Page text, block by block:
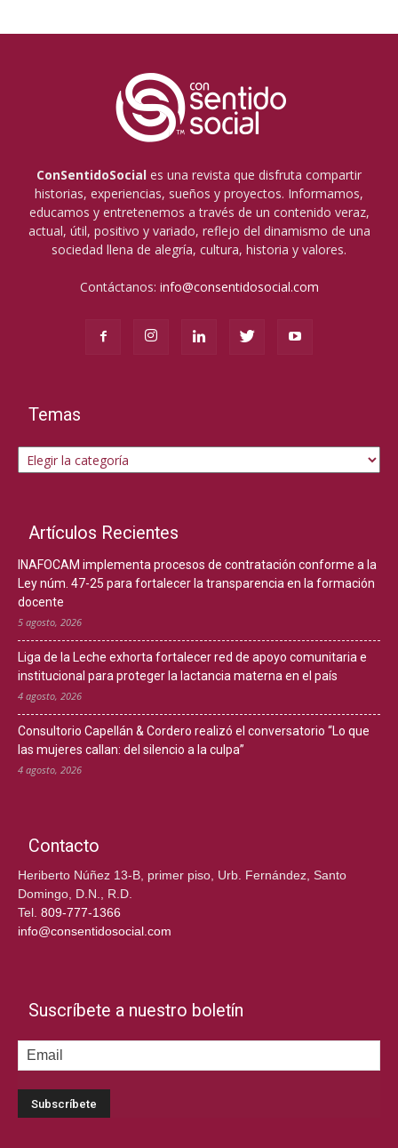
ConSentidoSocial es una revista que disfruta compartir
historias, experiencias, sueños y proyectos. Informamos,
educamos y entretenemos a través de un contenido veraz,
actual, útil, positivo y variado, reflejo del dinamismo de una
sociedad llena de alegría, cultura, historia y valores.
Contáctanos: info@consentidosocial.com
Temas
Temas
Artículos Recientes
INAFOCAM implementa procesos de contratación conforme a la
Ley núm. 47-25 para fortalecer la transparencia en la formación
docente
5 agosto, 2026
Liga de la Leche exhorta fortalecer red de apoyo comunitaria e
institucional para proteger la lactancia materna en el país
4 agosto, 2026
Consultorio Capellán & Cordero realizó el conversatorio “Lo que
las mujeres callan: del silencio a la culpa”
4 agosto, 2026
Contacto
Heriberto Núñez 13-B, primer piso, Urb. Fernández, Santo
Domingo, D.N., R.D.
Tel. 809-777-1366
info@consentidosocial.com
Suscríbete a nuestro boletín